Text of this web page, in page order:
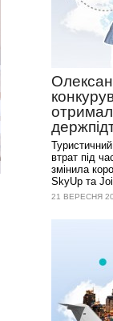
втрат під
змінила
SkyUp та
21 ВЕРЕСНЯ